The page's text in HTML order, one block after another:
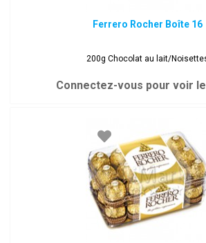
Ferrero Rocher Boîte 16
200g Chocolat au lait/
Connectez-vous pour voir